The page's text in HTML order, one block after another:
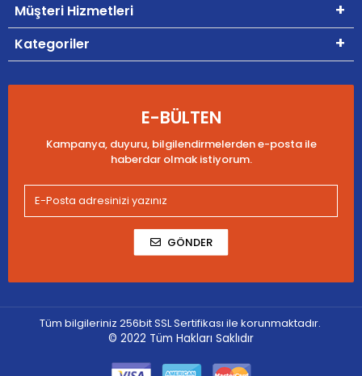
Müşteri Hizmetleri
Kategoriler
E-BÜLTEN
Kampanya, duyuru, bilgilendirmelerden e-posta ile
haberdar olmak istiyorum.
GÖNDER
Tüm bilgileriniz 256bit SSL Sertifikası ile korunmaktadır.
© 2022 Tüm Hakları Saklıdır